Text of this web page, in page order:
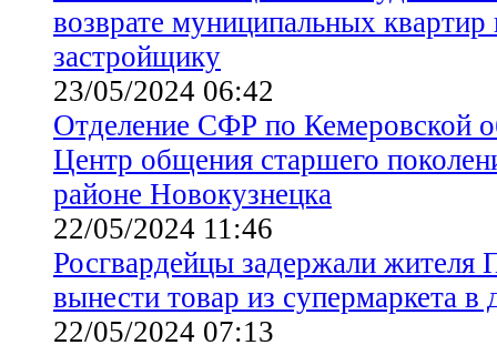
возврате муниципальных квартир
застройщику
23/05/2024 06:42
Отделение СФР по Кемеровской
Центр общения старшего
районе Новокузнецка
22/05/2024 11:46
Росгвардейцы задержали жителя
вынести товар из супермаркета в
22/05/2024 07:13